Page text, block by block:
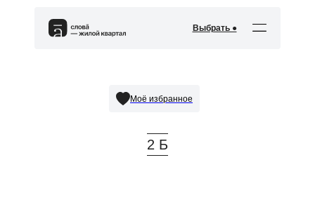
Выбрать ●
Моё избранное
2 Б